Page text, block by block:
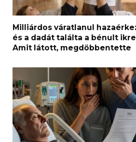
Milliárdos váratlanul
és a dadát találta a bénult
Amit látott, megdöbbentette